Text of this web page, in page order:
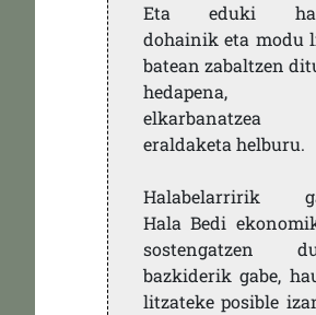
Eta eduki
dohainik eta modu
batean zabaltzen
hedapena,
elkarbanatzea
eraldaketa helburu.
Halabelarririk
Hala Bedi
sostengatzen
bazkiderik gabe,
litzateke posible